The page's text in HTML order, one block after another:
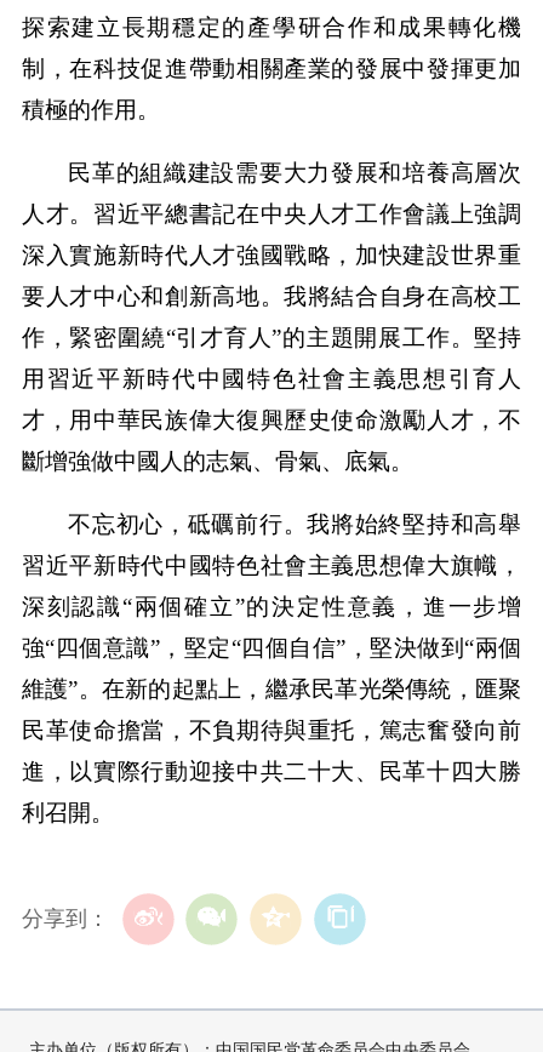
探索建立長期穩定的產學研合作和成果轉化機
制，在科技促進帶動相關產業的發展中發揮更加
積極的作用。
民革的組織建設需要大力發展和培養高層次
人才。習近平總書記在中央人才工作會議上強調
深入實施新時代人才強國戰略，加快建設世界重
要人才中心和創新高地。我將結合自身在高校工
作，緊密圍繞“引才育人”的主題開展工作。堅持
用習近平新時代中國特色社會主義思想引育人
才，用中華民族偉大復興歷史使命激勵人才，不
斷增強做中國人的志氣、骨氣、底氣。
不忘初心，砥礪前行。我將始終堅持和高舉
習近平新時代中國特色社會主義思想偉大旗幟，
深刻認識“兩個確立”的決定性意義，進一步增
強“四個意識”，堅定“四個自信”，堅決做到“兩個
維護”。在新的起點上，繼承民革光榮傳統，匯聚
民革使命擔當，不負期待與重托，篤志奮發向前
進，以實際行動迎接中共二十大、民革十四大勝
利召開。
分享到：